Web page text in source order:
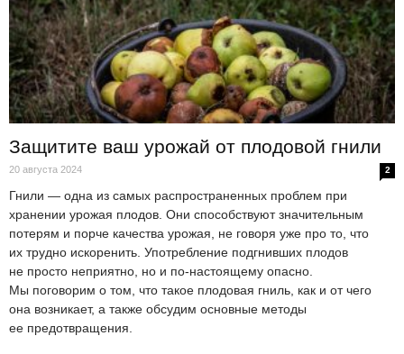
Защитите ваш урожай от плодовой гнили
20 августа 2024 2
Гнили — одна из самых распространенных проблем при
хранении урожая плодов. Они способствуют значительным
потерям и порче качества урожая, не говоря уже про то, что
их трудно искоренить. Употребление подгнивших плодов
не просто неприятно, но и по-настоящему опасно.
Мы поговорим о том, что такое плодовая гниль, как и от чего
она возникает, а также обсудим основные методы
ее предотвращения.